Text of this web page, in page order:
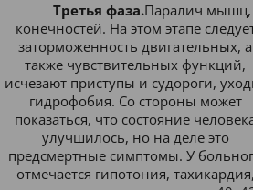
Третья фаза.Паралич мышц,
конечностей. На этом этапе
заторможенность двигательных, а
также чувствительных функций,
исчезают приступы и судороги,
гидрофобия. Со стороны может
показаться, что состояние
улучшилось, но на деле это
предсмертные симптомы. У
отмечается гипотония, тахикардия,